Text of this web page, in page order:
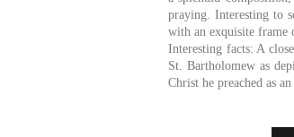
praying. Interesting to
with an exquisite frame
Interesting facts: A
St. Bartholomew as
Christ he preached as